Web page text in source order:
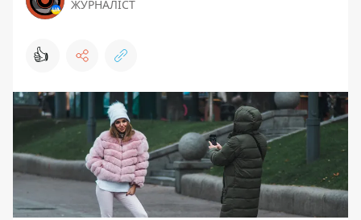
ЖУРНАЛІСТ
👍